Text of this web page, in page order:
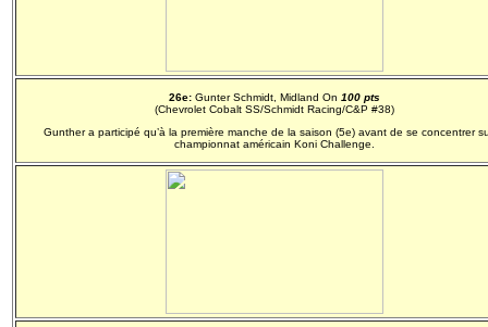
26e:Gunter Schmidt, Midland On 100 pts
(Chevrolet Cobalt SS/Schmidt Racing/C&P #38)
Gunther a participé qu’à la première manche de la saison (5e) avant de se concentrer
championnat américain Koni Challenge.